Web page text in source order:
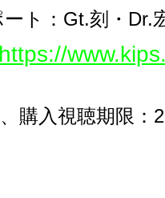
ト： Gt.刻・ Dr.
https://
購入視聴期限：